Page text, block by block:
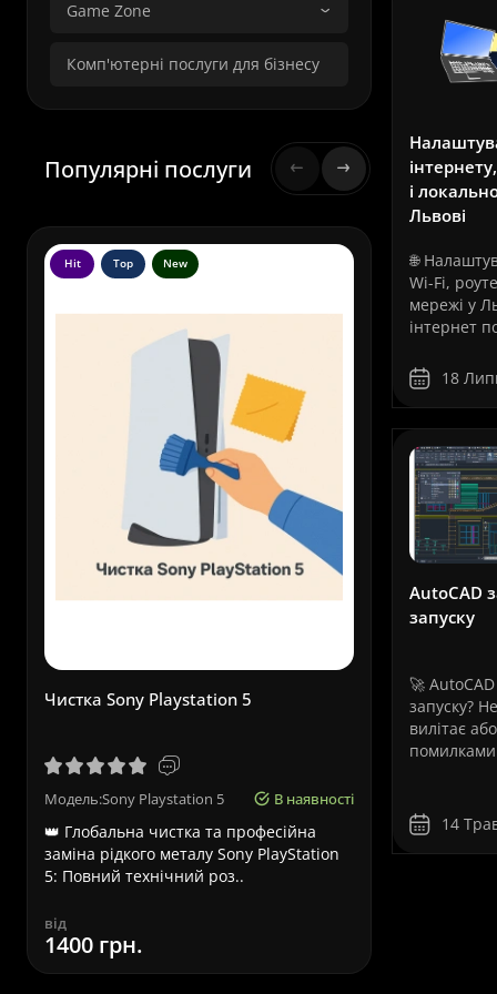
Game Zone
Комп'ютерні послуги для бізнесу
Популярні послуги
Hit Top New
Чистка Sony Playstation 5
Модель:Sony Playstation 5 В наявності
👑 Глобальна чистка та професійна
заміна рідкого металу Sony PlayStation
5: Повний технічний роз..
від
1400 грн.
Hit Top
Львові –
і
Львові
🌐
Wi-Fi,
мережі у
інтернет
від мережі
18
AutoCAD
запуску
🚀
запуску?
вилітає
AutoCAD
давно
14